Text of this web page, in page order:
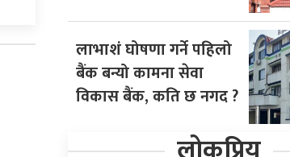
लाभाशं घोषणा गर्ने पहिलो
बैंक बन्यो कामना सेवा
विकास बैंक, कति छ नगद ?